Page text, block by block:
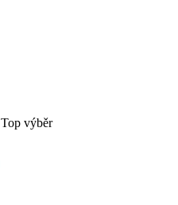
Top výběr